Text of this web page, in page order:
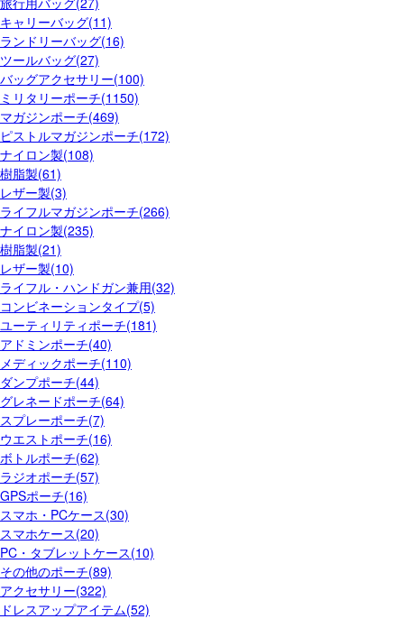
キャリーバッグ(11)
ランドリーバッグ(16)
ツールバッグ(27)
バッグアクセサリー(100)
ミリタリーポーチ(1150)
マガジンポーチ(469)
ピストルマガジンポーチ(172)
ナイロン製(108)
樹脂製(61)
レザー製(3)
ライフルマガジンポーチ(266)
ナイロン製(235)
樹脂製(21)
レザー製(10)
ライフル・ハンドガン兼用(32)
コンビネーションタイプ(5)
ユーティリティポーチ(181)
アドミンポーチ(40)
メディックポーチ(110)
ダンプポーチ(44)
グレネードポーチ(64)
スプレーポーチ(7)
ウエストポーチ(16)
ボトルポーチ(62)
ラジオポーチ(57)
GPSポーチ(16)
スマホ・PCケース(30)
スマホケース(20)
PC・タブレットケース(10)
その他のポーチ(89)
アクセサリー(322)
ドレスアップアイテム(52)